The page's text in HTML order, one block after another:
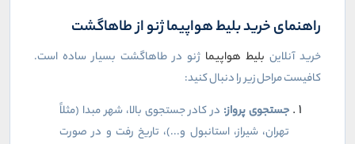
راهنمای خرید بلیط هواپیما ژنو از طاهاگشت
خرید آنلاین بلیط هواپیما ژنو در طاهاگشت بسیار ساده است.
کافیست مراحل زیر را دنبال کنید:
جستجوی پرواز: در کادر جستجوی بالا، شهر مبدا (مثلاً
تهران، شیراز، استانبول و...)، تاریخ رفت و در صورت